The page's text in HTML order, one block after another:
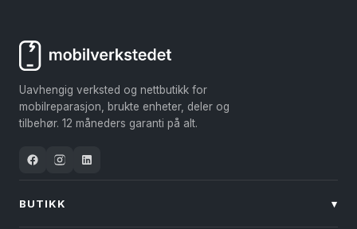
Alternativene
kan
velges
på
Uavhengig verksted og nettbutikk for
mobilreparasjon, brukte enheter, deler og
tilbehør. 12 måneders garanti på alt.
BUTIKK ▾